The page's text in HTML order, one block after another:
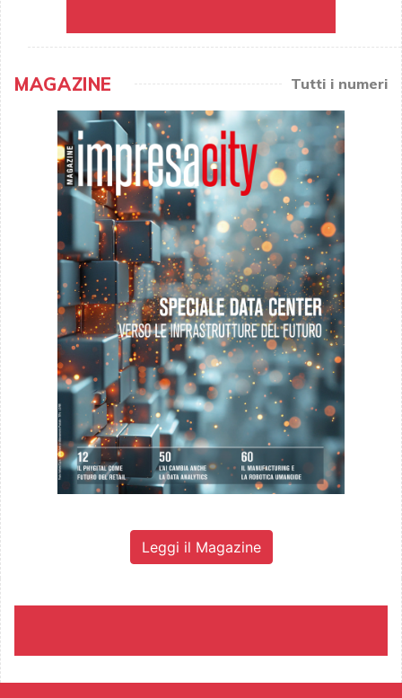
MAGAZINE Tutti i numeri
Leggi il Magazine